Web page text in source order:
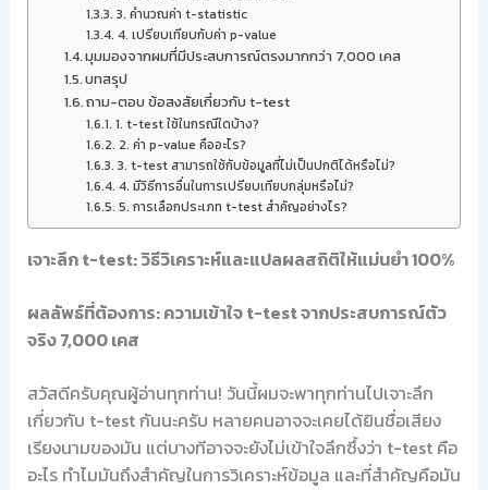
3. คำนวณค่า t-statistic
4. เปรียบเทียบกับค่า p-value
มุมมองจากผมที่มีประสบการณ์ตรงมากกว่า 7,000 เคส
บทสรุป
ถาม-ตอบ ข้อสงสัยเกี่ยวกับ t-test
1. t-test ใช้ในกรณีใดบ้าง?
2. ค่า p-value คืออะไร?
3. t-test สามารถใช้กับข้อมูลที่ไม่เป็นปกติได้หรือไม่?
4. มีวิธีการอื่นในการเปรียบเทียบกลุ่มหรือไม่?
5. การเลือกประเภท t-test สำคัญอย่างไร?
เจาะลึก t-test: วิธีวิเคราะห์และแปลผลสถิติให้แม่นยำ 100%
ผลลัพธ์ที่ต้องการ: ความเข้าใจ t-test จากประสบการณ์ตัว
จริง 7,000 เคส
สวัสดีครับคุณผู้อ่านทุกท่าน! วันนี้ผมจะพาทุกท่านไปเจาะลึก
เกี่ยวกับ t-test กันนะครับ หลายคนอาจจะเคยได้ยินชื่อเสียง
เรียงนามของมัน แต่บางทีอาจจะยังไม่เข้าใจลึกซึ้งว่า t-test คือ
อะไร ทำไมมันถึงสำคัญในการวิเคราะห์ข้อมูล และที่สำคัญคือมัน